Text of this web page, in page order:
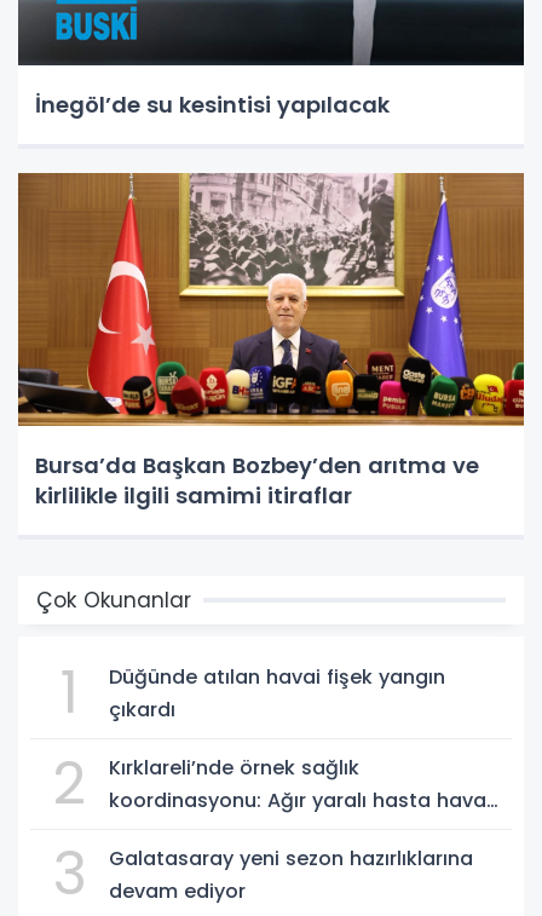
İnegöl’de su kesintisi yapılacak
Bursa’da Başkan Bozbey’den arıtma ve
kirlilikle ilgili samimi itiraflar
Çok Okunanlar
1
Düğünde atılan havai fişek yangın
çıkardı
2
Kırklareli’nde örnek sağlık
koordinasyonu: Ağır yaralı hasta hava
3
Galatasaray yeni sezon hazırlıklarına
devam ediyor